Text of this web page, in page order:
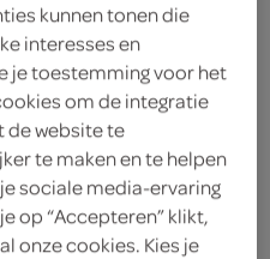
niet zichtbaar bij de
wél automatisch
kunnen tonen die
interesses en
je toestemming voor het
om de integratie
de website te
te maken en te helpen
sociale media-ervaring
op “Accepteren” klikt,
onze cookies. Kies je